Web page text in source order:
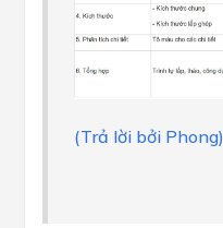
(Trả lời bởi Phong)